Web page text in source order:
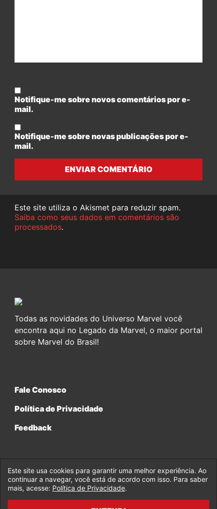
Notifique-me sobre novos comentários por e-
mail.
Notifique-me sobre novas publicações por e-
mail.
ENVIAR COMENTÁRIO
Este site utiliza o Akismet para reduzir spam.
Saiba como seus dados em comentários são
processados.
Todas as novidades do Universo Marvel você
encontra aqui no Legado da Marvel, o maior portal
sobre Marvel do Brasil!
Fale Conosco
Política de Privacidade
Feedback
© 2017-2026 Legado da Marvel, uma empresa da Legado
Enterprises.
Este site usa cookies para garantir uma melhor experiência. Ao
continuar a navegar, você está de acordo com isso. Para saber
mais, acesse: Política de Privacidade.